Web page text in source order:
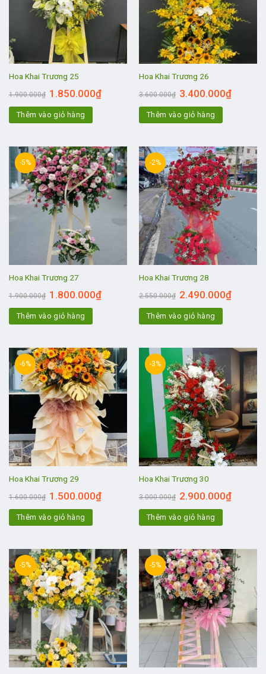
Hoa Khai Trương 25
1.900.000₫ 1.850.000₫
Thêm vào giỏ hàng
Hoa Khai Trương 26
3.600.000₫ 3.400.000₫
Thêm vào giỏ hàng
-5%
Hoa Khai Trương 27
1.900.000₫ 1.800.000₫
Thêm vào giỏ hàng
-2%
Hoa Khai Trương 28
2.550.000₫ 2.490.000₫
Thêm vào giỏ hàng
-6%
Hoa Khai Trương 29
1.600.000₫ 1.500.000₫
Thêm vào giỏ hàng
-3%
Hoa Khai Trương 30
3.000.000₫ 2.900.000₫
Thêm vào giỏ hàng
-5% -5%